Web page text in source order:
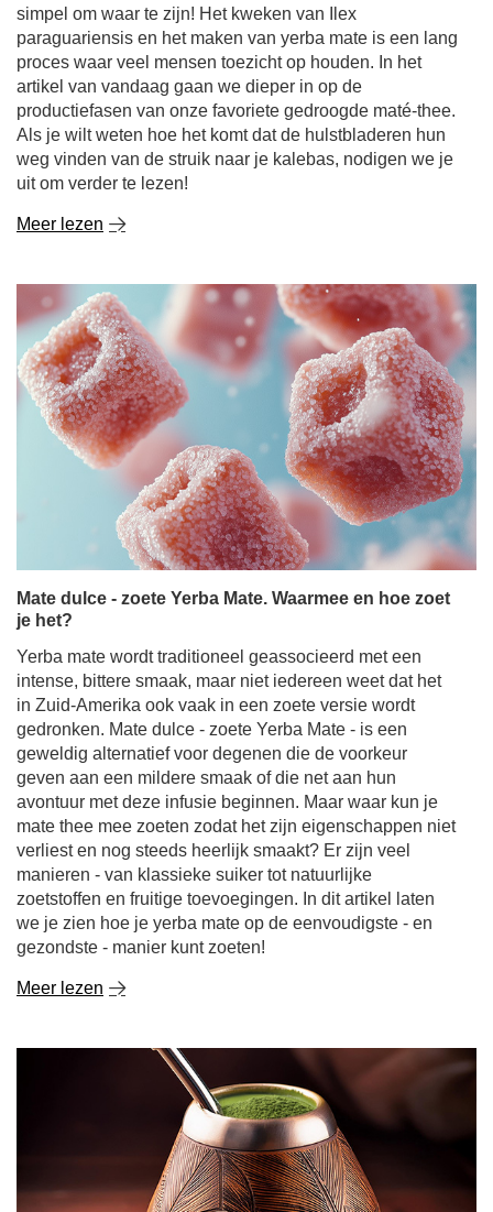
simpel om waar te zijn! Het kweken van Ilex
paraguariensis en het maken van yerba mate is een lang
proces waar veel mensen toezicht op houden. In het
artikel van vandaag gaan we dieper in op de
productiefasen van onze favoriete gedroogde maté-thee.
Als je wilt weten hoe het komt dat de hulstbladeren hun
weg vinden van de struik naar je kalebas, nodigen we je
uit om verder te lezen!
Meer lezen
Mate dulce - zoete Yerba Mate. Waarmee en hoe zoet
je het?
Yerba mate wordt traditioneel geassocieerd met een
intense, bittere smaak, maar niet iedereen weet dat het
in Zuid-Amerika ook vaak in een zoete versie wordt
gedronken. Mate dulce - zoete Yerba Mate - is een
geweldig alternatief voor degenen die de voorkeur
geven aan een mildere smaak of die net aan hun
avontuur met deze infusie beginnen. Maar waar kun je
mate thee mee zoeten zodat het zijn eigenschappen niet
verliest en nog steeds heerlijk smaakt? Er zijn veel
manieren - van klassieke suiker tot natuurlijke
zoetstoffen en fruitige toevoegingen. In dit artikel laten
we je zien hoe je yerba mate op de eenvoudigste - en
gezondste - manier kunt zoeten!
Meer lezen